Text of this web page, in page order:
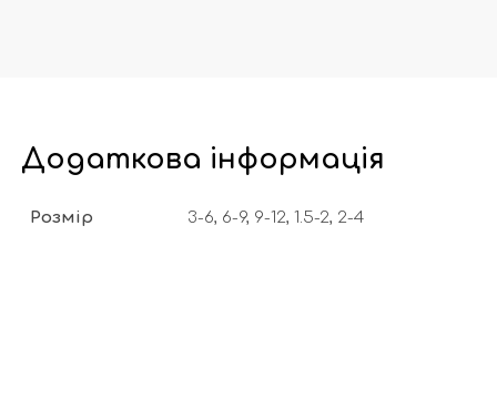
Додаткова інформація
Розмір 3-6, 6-9, 9-12, 1.5-2, 2-4